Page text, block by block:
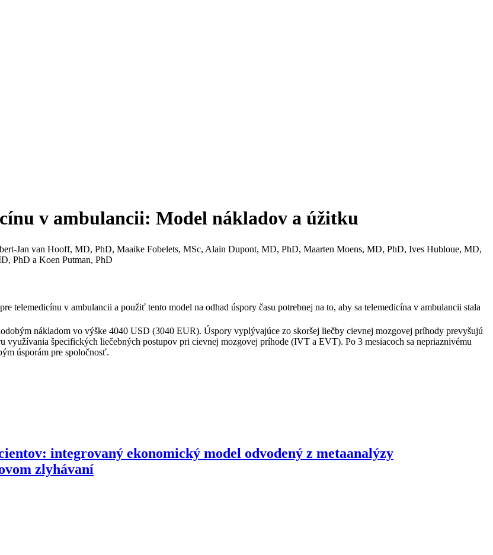
v ambulancii: Model nákladov a úžitku
Jan van Hooff, MD, PhD, Maaike Fobelets, MSc, Alain Dupont, MD, PhD, Maarten Moens, MD, PhD, Ives Hubloue, MD,
PhD a Koen Putman, PhD
v ambulancii a použiť tento model na odhad úspory času potrebnej na to, aby sa telemedicína v ambulancii stala
nákladom vo výške 4040 USD (3040 EUR). Úspory vyplývajúce zo skoršej liečby cievnej mozgovej príhody prevyšujú
využívania špecifických liečebných postupov pri cievnej mozgovej príhode (IVT a EVT). Po 3 mesiacoch sa nepriaznivému
úsporám pre spoločnosť.
integrovaný ekonomický model odvodený z metaanalýzy
zlyhávaní